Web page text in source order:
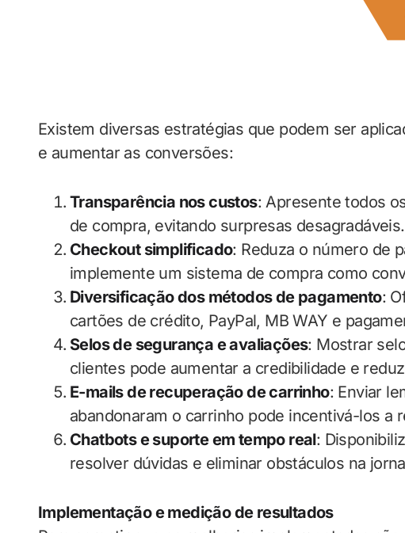
Existem diversas estratégias que podem ser
e aumentar as conversões:
Transparência nos custos: Apresente todos
de compra, evitando surpresas desagradáveis.
Checkout simplificado: Reduza o número de
implemente um sistema de compra como
Diversificação dos métodos de pagamento:
cartões de crédito, PayPal, MB WAY e
Selos de segurança e avaliações: Mostrar
clientes pode aumentar a credibilidade e
E-mails de recuperação de carrinho: Enviar
abandonaram o carrinho pode incentivá-los a
Chatbots e suporte em tempo real:
resolver dúvidas e eliminar obstáculos na
Implementação e medição de resultados